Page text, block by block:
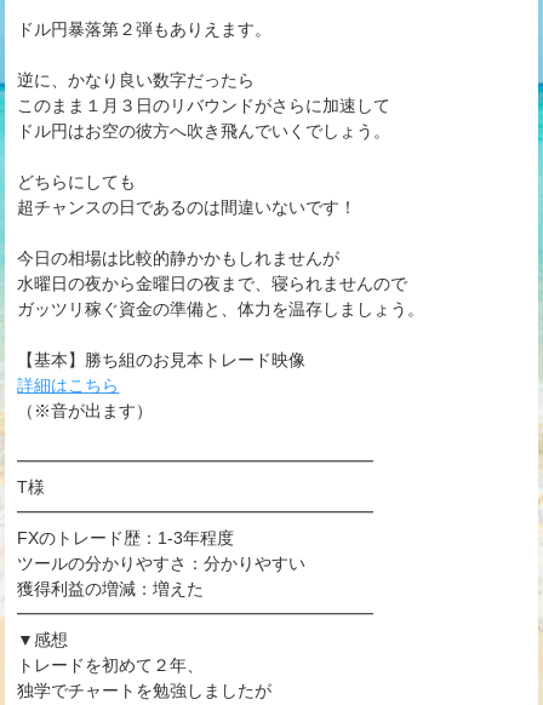
ドル円暴落第２弾もありえます。
逆に、かなり良い数字だったら
このまま１月３日のリバウンドがさらに加速して
ドル円はお空の彼方へ吹き飛んでいくでしょう。
どちらにしても
超チャンスの日であるのは間違いないです！
今日の相場は比較的静かかもしれませんが
水曜日の夜から金曜日の夜まで、寝られませんので
ガッツリ稼ぐ資金の準備と、体力を温存しましょう。
【基本】勝ち組のお見本トレード映像
詳細はこちら
（※音が出ます）
━━━━━━━━━━━━━━━━━━━━━
T様
━━━━━━━━━━━━━━━━━━━━━
FXのトレード歴：1-3年程度
ツールの分かりやすさ：分かりやすい
獲得利益の増減：増えた
━━━━━━━━━━━━━━━━━━━━━
▼感想
トレードを初めて２年、
独学でチャートを勉強しましたが